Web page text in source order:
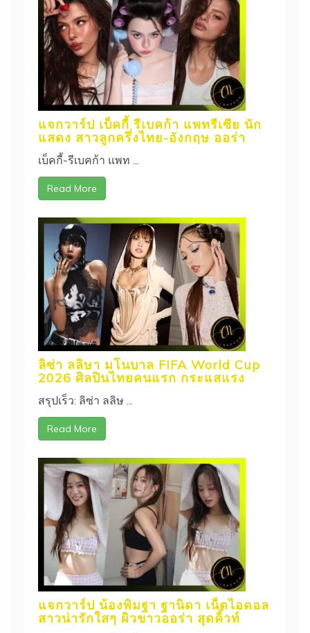
แจกวาร์ป เบ็คกี้ รีเบคก้า แพทรีเซีย นัก
แสดง สาวลูกครึ่งไทย-อังกฤษ ออร่า
เบ็คกี้-รีเบคก้า แพท ...
Read More
ลิซ่า ลลิษา มโนบาล FIFA World Cup
2026 ศิลปินไทยคนแรก กระแสแรง
สรุปเร็ว: ลิซ่า ลลิษ ...
Read More
แจกวาร์ป น้องพิมฐา ฐานิดา เน็ตไอดอล
สาวน่ารักใสๆ ผิวขาวออร่า สุดคิ้วท์